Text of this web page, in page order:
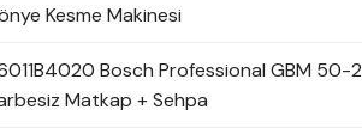
Kesme Makinesi
Bosch Professional GBM 50-2
Matkap + Sehpa